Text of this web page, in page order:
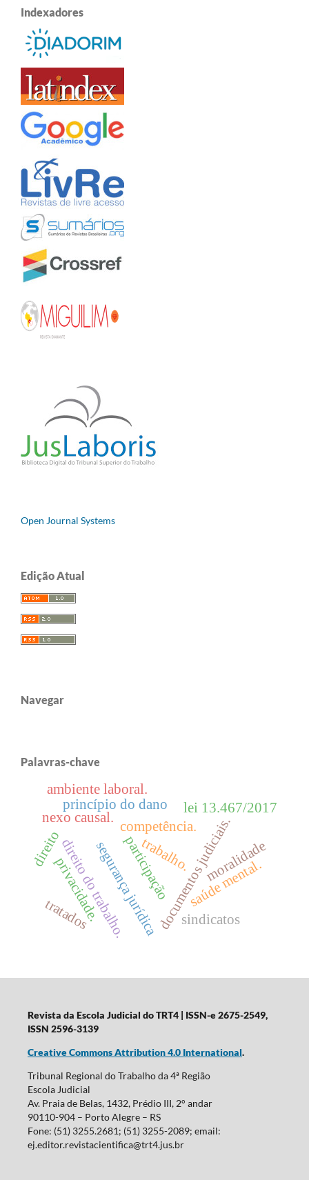
Indexadores
Open Journal Systems
Edição Atual
Navegar
Palavras-chave
segurança jurídica
direito do trabalho.
competência.
documentos judiciais.
nexo causal.
saúde mental.
trabalho.
lei 13.467/2017
sindicatos
participação
direito moralidade
princípio do dano
ambiente laboral.
privacidade.
tratados
Revista da Escola Judicial do TRT4 | ISSN-e 2675-2549,
ISSN 2596-3139
Creative Commons Attribution 4.0 International.
Tribunal Regional do Trabalho da 4ª Região
Escola Judicial
Av. Praia de Belas, 1432, Prédio III, 2° andar
90110-904 – Porto Alegre – RS
Fone: (51) 3255.2681; (51) 3255-2089; email:
ej.editor.revistacientifica@trt4.jus.br